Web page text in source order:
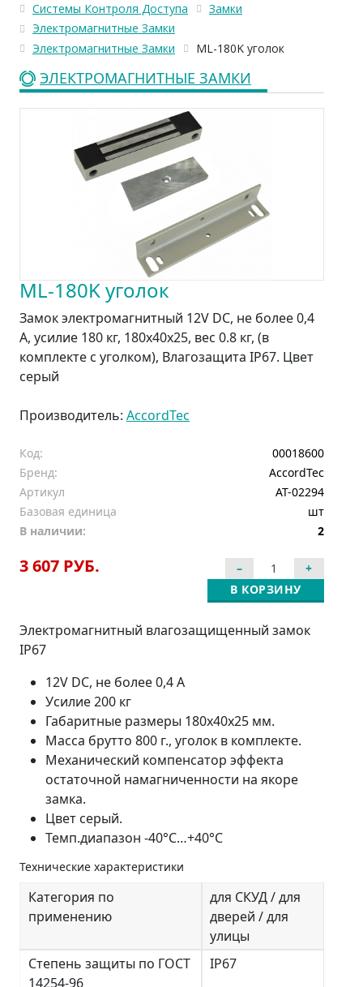
Системы Контроля Доступа
Замки
Электромагнитные Замки
Электромагнитные Замки
ML-180K уголок
ЭЛЕКТРОМАГНИТНЫЕ ЗАМКИ
ML-180K уголок
Замок электромагнитный 12V DC, не более 0,4
A, усилие 180 кг, 180x40x25, вес 0.8 кг, (в
комплекте с уголком), Влагозащита IP67. Цвет
серый
Производитель: AccordTec
Код:
00018600
Бренд:
AccordTec
Артикул
AT-02294
Базовая единица
шт
В наличии:
2
3 607 РУБ.
В КОРЗИНУ
Электромагнитный влагозащищенный замок
IP67
12V DC, не более 0,4 A
Усилие 200 кг
Габаритные размеры 180x40x25 мм.
Масса брутто 800 г., уголок в комплекте.
Механический компенсатор эффекта
остаточной намагниченности на якоре
замка.
Цвет серый.
Темп.диапазон -40°С…+40°С
Технические характеристики
Категория по
применению
для СКУД / для
дверей / для
улицы
Степень защиты по ГОСТ
14254-96
IP67